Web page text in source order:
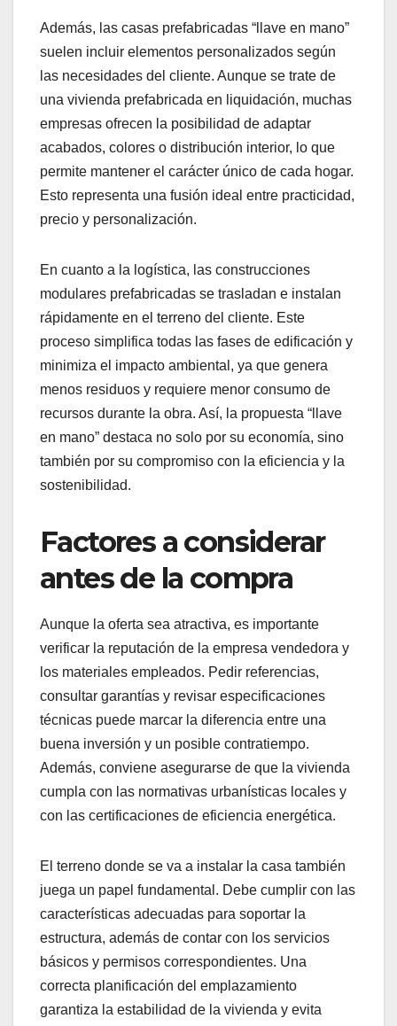
Además, las casas prefabricadas “llave en mano”
suelen incluir elementos personalizados según
las necesidades del cliente. Aunque se trate de
una vivienda prefabricada en liquidación, muchas
empresas ofrecen la posibilidad de adaptar
acabados, colores o distribución interior, lo que
permite mantener el carácter único de cada hogar.
Esto representa una fusión ideal entre practicidad,
precio y personalización.
En cuanto a la logística, las construcciones
modulares prefabricadas se trasladan e instalan
rápidamente en el terreno del cliente. Este
proceso simplifica todas las fases de edificación y
minimiza el impacto ambiental, ya que genera
menos residuos y requiere menor consumo de
recursos durante la obra. Así, la propuesta “llave
en mano” destaca no solo por su economía, sino
también por su compromiso con la eficiencia y la
sostenibilidad.
Factores a considerar
antes de la compra
Aunque la oferta sea atractiva, es importante
verificar la reputación de la empresa vendedora y
los materiales empleados. Pedir referencias,
consultar garantías y revisar especificaciones
técnicas puede marcar la diferencia entre una
buena inversión y un posible contratiempo.
Además, conviene asegurarse de que la vivienda
cumpla con las normativas urbanísticas locales y
con las certificaciones de eficiencia energética.
El terreno donde se va a instalar la casa también
juega un papel fundamental. Debe cumplir con las
características adecuadas para soportar la
estructura, además de contar con los servicios
básicos y permisos correspondientes. Una
correcta planificación del emplazamiento
garantiza la estabilidad de la vivienda y evita